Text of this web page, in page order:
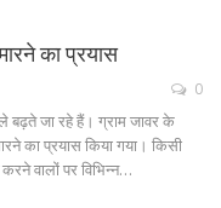
का प्रयास
0
जा रहे हैं। ग्राम जावर के
का प्रयास किया गया। किसी
वालों पर विभिन्न…